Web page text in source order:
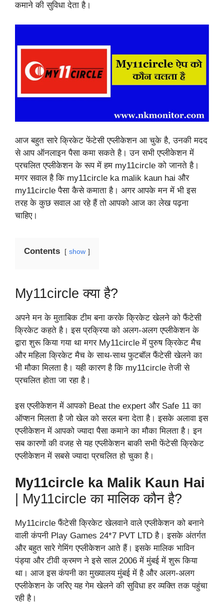
कमाने की सुविधा देता है।
आज बहुत सारे क्रिकेट फेंटेसी एप्लीकेशन आ चुके है, उनकी मदद
से आप ऑनलाइन पैसा कमा सकते है। उन सभी एप्लीकेशन में
प्रचलित एप्लीकेशन के रूप में हम my11circle को जानते है।
मगर सवाल है कि my11circle ka malik kaun hai और
my11circle पैसा कैसे कमाता है। अगर आपके मन में भी इस
तरह के कुछ सवाल आ रहे हैं तो आपको आज का लेख पढ़ना
चाहिए।
Contents show
My11circle क्या है?
अपने मन के मुताबिक टीम बना करके क्रिकेट खेलने को फैंटेसी
क्रिकेट कहते है। इस प्रक्रिया को अलग-अलग एप्लीकेशन के
द्वारा शुरू किया गया था मगर My11circle में पुरुष क्रिकेट मैच
और महिला क्रिकेट मैच के साथ-साथ फुटबॉल फैंटेसी खेलने का
भी मौका मिलता है। यही कारण है कि my11circle तेजी से
प्रचलित होता जा रहा है।
इस एप्लीकेशन में आपको Beat the expert और Safe 11 का
ऑप्शन मिलता है जो खेल को सरल बना देता है। इसके अलावा इस
एप्लीकेशन में आपको ज्यादा पैसा कमाने का मौका मिलता है। इन
सब कारणों की वजह से यह एप्लीकेशन बाकी सभी फेंटेसी क्रिकेट
एप्लीकेशन में सबसे ज्यादा प्रचलित हो चुका है।
My11circle ka Malik Kaun Hai
| My11circle का मालिक कौन है?
My11circle फैंटेसी क्रिकेट खेलवाने वाले एप्लीकेशन को बनाने
वाली कंपनी Play Games 24*7 PVT LTD है। इसके अंतर्गत
और बहुत सारे गेमिंग एप्लीकेशन आते हैं। इसके मालिक भाविन
पंड्या और टीवी क्रमण ने इसे साल 2006 में मुंबई में शुरू किया
था। आज इस कंपनी का मुख्यालय मुंबई में है और अलग-अलग
एप्लीकेशन के जरिए यह गेम खेलने की सुविधा हर व्यक्ति तक पहुंचा
रही है।